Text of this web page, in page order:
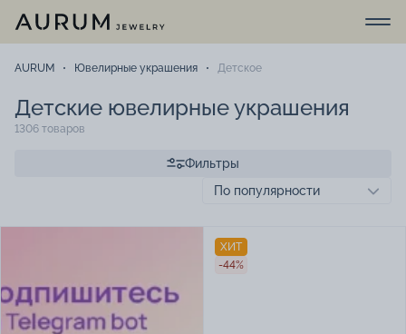
AURUM Ювелирные украшения Детское
Детские ювелирные украшения
1306 товаров
Фильтры
ХИТ
-44%